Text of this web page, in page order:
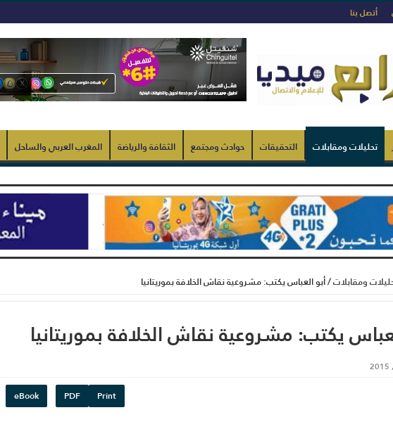
أتصل بنا
تحليلات ومقابلات التحقيقات حوادث ومجتمع الثقافة والرياضة المغرب العربي والساحل
ومقابلات/أبو العباس يكتب: مشروعية نقاش الخلافة بموريتانيا
يكتب: مشروعية نقاش الخلافة بموريتانيا
Print
PDF
eBook